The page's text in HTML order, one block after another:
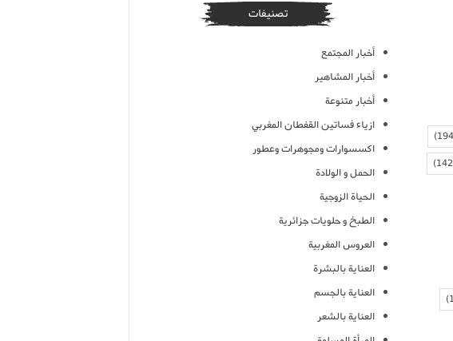
تصنيفات
أخبار المجتمع
أخبار المشاهير
أخبار متنوعة
ازياء فساتين القفطان المغربي
اكسسوارات ومجوهرات وعطور
الحمل و الولادة
الحياة الزوجية
الطبخ و حلويات جزائرية
العروس المغربية
العناية بالبشرة
العناية بالجسم
العناية بالشعر